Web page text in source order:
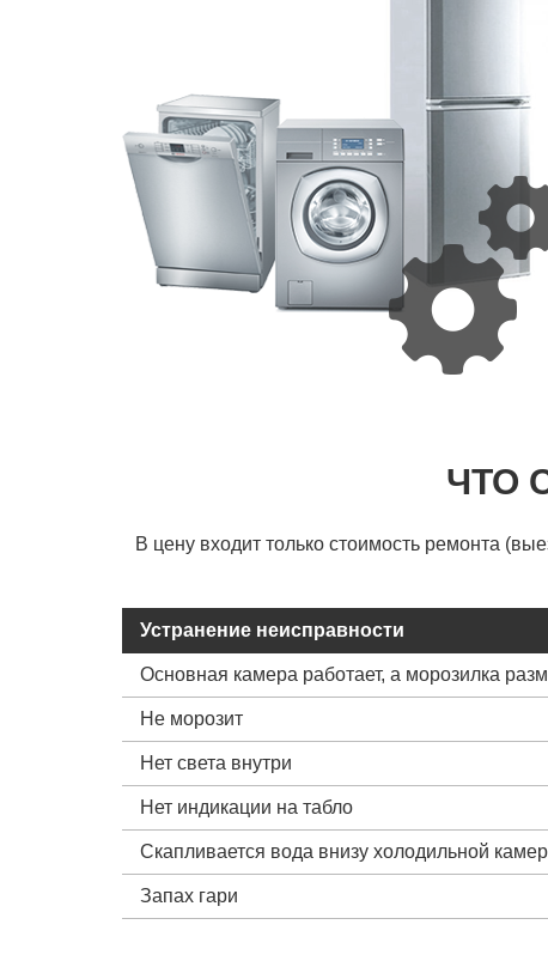
ЧТО
В цену входит только стоимость ремонта
Устранение неисправности
Основная камера работает, а морозилка
Не морозит
Нет света внутри
Нет индикации на табло
Скапливается вода внизу холодильной
Запах гари